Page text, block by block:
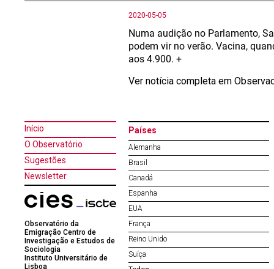
2020-05-05
Numa audição no Parlamento,
podem vir no verão. Vacina,
aos 4.900. +
Ver notícia completa em
Início
O Observatório
Sugestões
Newsletter
Observatório da
Emigração Centro de
Investigação e Estudos de
Sociologia
Instituto Universitário de
Lisboa
Países
Alemanha
Brasil
Canadá
Espanha
EUA
França
Reino Unido
Suíça